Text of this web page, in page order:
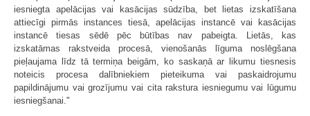
iesniegta apelācijas vai kasācijas sūdzība, bet lietas izskatīšana
attiecīgi pirmās instances tiesā, apelācijas instancē vai kasācijas
instancē tiesas sēdē pēc būtības nav pabeigta. Lietās, kas
izskatāmas rakstveida procesā, vienošanās līguma noslēgšana
pieļaujama līdz tā termiņa beigām, ko saskaņā ar likumu tiesnesis
noteicis procesa dalībniekiem pieteikuma vai paskaidrojumu
papildinājumu vai grozījumu vai cita rakstura iesniegumu vai lūgumu
iesniegšanai."